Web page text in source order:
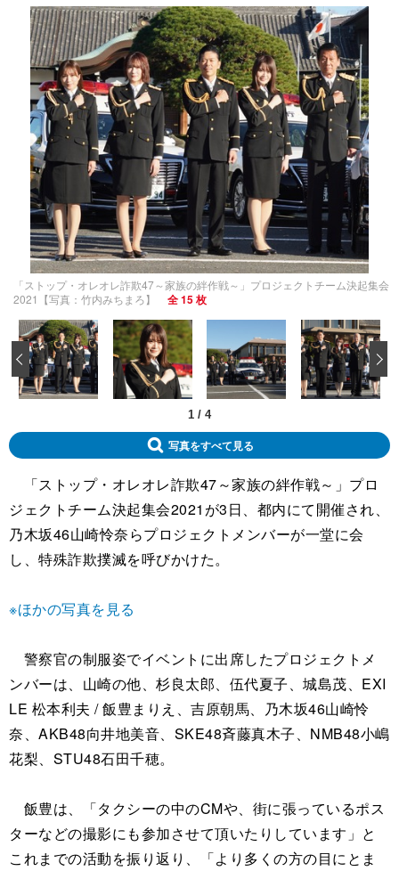
「ストップ・オレオレ詐欺47～家族の絆作戦～」プロジェクトチーム決起集会
2021【写真：竹内みちまろ】
全 15 枚
1 / 4
‹
写真をすべて見る
「ストップ・オレオレ詐欺47～家族の絆作戦～」プロ
ジェクトチーム決起集会2021が3日、都内にて開催され、
乃木坂46山崎怜奈らプロジェクトメンバーが一堂に会
し、特殊詐欺撲滅を呼びかけた。
※ほかの写真を見る
警察官の制服姿でイベントに出席したプロジェクトメ
ンバーは、山崎の他、杉良太郎、伍代夏子、城島茂、EXI
LE 松本利夫 / 飯豊まりえ、吉原朝馬、乃木坂46山崎怜
奈、AKB48向井地美音、SKE48斉藤真木子、NMB48小嶋
花梨、STU48石田千穂。
飯豊は、「タクシーの中のCMや、街に張っているポス
ターなどの撮影にも参加させて頂いたりしています」と
これまでの活動を振り返り、「より多くの方の目にとま